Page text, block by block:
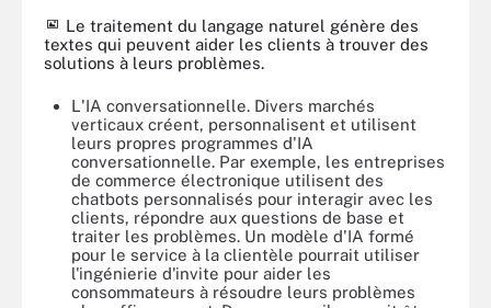
Le traitement du langage naturel génère des
textes qui peuvent aider les clients à trouver des
solutions à leurs problèmes.
L'IA conversationnelle. Divers marchés
verticaux créent, personnalisent et utilisent
leurs propres programmes d'IA
conversationnelle. Par exemple, les entreprises
de commerce électronique utilisent des
chatbots personnalisés pour interagir avec les
clients, répondre aux questions de base et
traiter les problèmes. Un modèle d'IA formé
pour le service à la clientèle pourrait utiliser
l'ingénierie d'invite pour aider les
consommateurs à résoudre leurs problèmes